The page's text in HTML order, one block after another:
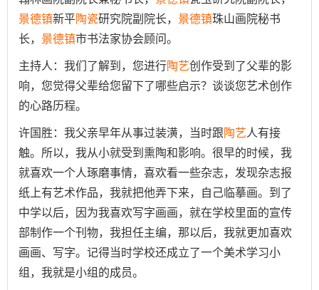
景德镇新平陶瓷研究院副院长， 景德镇珠山画院秘书
长， 景德镇市书法家协会顾问。
主持人：我们了解到，您进行陶艺创作受到了父辈的影
响，您觉得父辈给您留下了哪些启示？谈谈您艺术创作
的心路历程。
许国胜：我父亲早年从事过装潢，当时跟陶艺人有接
触。所以，我从小就受到熏陶和影响。很早的时候，我
就喜欢一个人琢磨事情，喜欢看一些杂志，发现杂志报
纸上有艺术作品，我就把他弄下来，自己临摹画。到了
中学以后，因为我喜欢写字画画，就在学校里面的宣传
部制作一个刊物，我担任主编，那以后，我就更加喜欢
画画、写字。记得当时学校还成立了一个美术学习小
组，我就是小组的成员。